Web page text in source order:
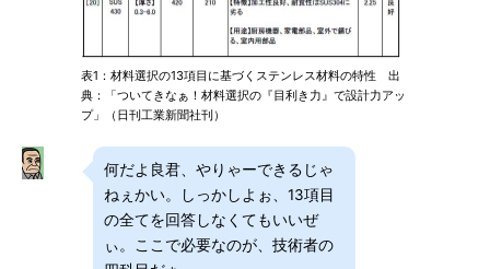
表1：材料選択の13項目に基づくステンレス材料の特性 出
典：「ついてきなぁ！材料選択の『目利き力』で設計力アッ
プ」（日刊工業新聞社刊）
何だよ良君、やりゃーできるじゃ
ねぇかい。しっかしよぉ、13項目
の全てを回答しなくてもいいぜ
ぃ。ここで必要なのが、技術者の